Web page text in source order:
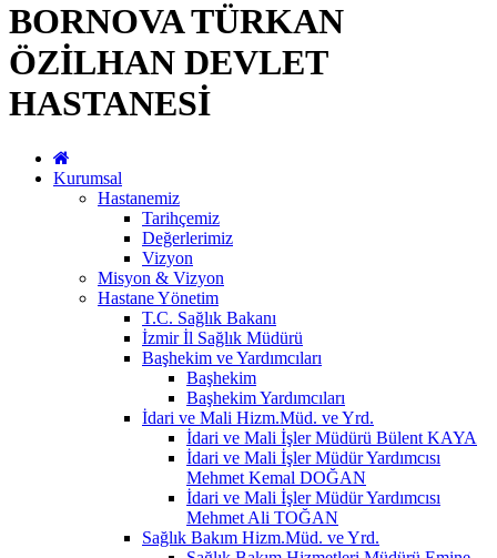
BORNOVA TÜRKAN
ÖZİLHAN DEVLET
HASTANESİ
Kurumsal
Hastanemiz
Tarihçemiz
Değerlerimiz
Vizyon
Misyon & Vizyon
Hastane Yönetim
T.C. Sağlık Bakanı
İzmir İl Sağlık Müdürü
Başhekim ve Yardımcıları
Başhekim
Başhekim Yardımcıları
İdari ve Mali Hizm.Müd. ve Yrd.
İdari ve Mali İşler Müdürü Bülent KAYA
İdari ve Mali İşler Müdür Yardımcısı
Mehmet Kemal DOĞAN
İdari ve Mali İşler Müdür Yardımcısı
Mehmet Ali TOĞAN
Sağlık Bakım Hizm.Müd. ve Yrd.